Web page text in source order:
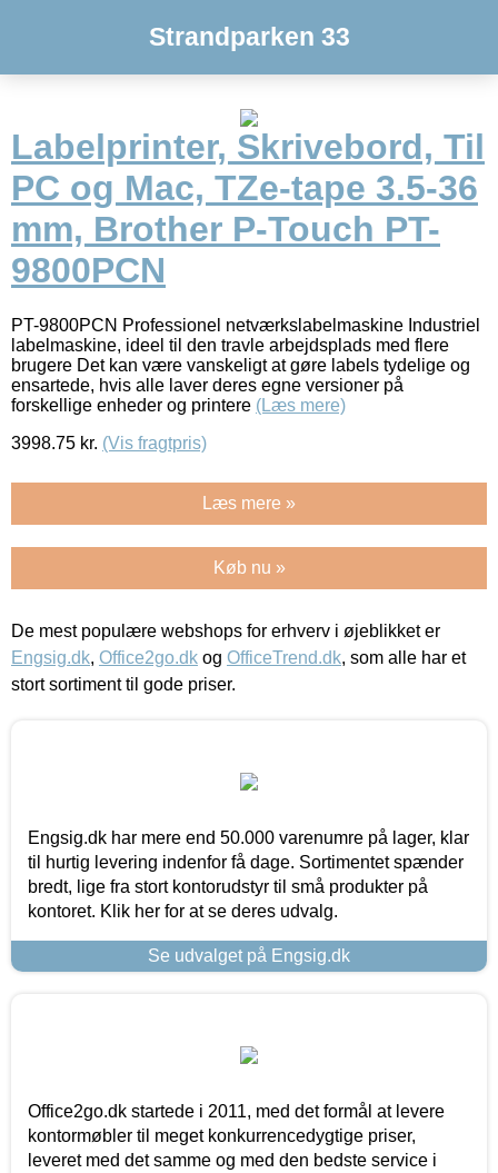
Strandparken 33
Labelprinter, Skrivebord, Til
PC og Mac, TZe-tape 3.5-36
mm, Brother P-Touch PT-
9800PCN
PT-9800PCN Professionel netværkslabelmaskine Industriel
labelmaskine, ideel til den travle arbejdsplads med flere
brugere Det kan være vanskeligt at gøre labels tydelige og
ensartede, hvis alle laver deres egne versioner på
forskellige enheder og printere (Læs mere)
3998.75 kr. (Vis fragtpris)
Læs mere »
Køb nu »
De mest populære webshops for erhverv i øjeblikket er
Engsig.dk, Office2go.dk og OfficeTrend.dk, som alle har et
stort sortiment til gode priser.
Engsig.dk har mere end 50.000 varenumre på lager, klar
til hurtig levering indenfor få dage. Sortimentet spænder
bredt, lige fra stort kontorudstyr til små produkter på
kontoret. Klik her for at se deres udvalg.
Se udvalget på Engsig.dk
Office2go.dk startede i 2011, med det formål at levere
kontormøbler til meget konkurrencedygtige priser,
leveret med det samme og med den bedste service i